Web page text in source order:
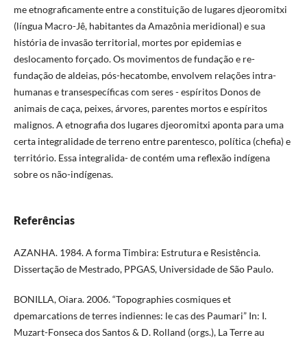
me etnograficamente entre a constituição de lugares djeoromitxi
(língua Macro-Jê, habitantes da Amazônia meridional) e sua
história de invasão territorial, mortes por epidemias e
deslocamento forçado. Os movimentos de fundação e re-
fundação de aldeias, pós-hecatombe, envolvem relações intra-
humanas e transespecíficas com seres - espíritos Donos de
animais de caça, peixes, árvores, parentes mortos e espíritos
malignos. A etnografia dos lugares djeoromitxi aponta para uma
certa integralidade de terreno entre parentesco, política (chefia) e
território. Essa integralida- de contém uma reflexão indígena
sobre os não-indígenas.
Referências
AZANHA. 1984. A forma Timbira: Estrutura e Resistência.
Dissertação de Mestrado, PPGAS, Universidade de São Paulo.
BONILLA, Oiara. 2006. “Topographies cosmiques et
dpemarcations de terres indiennes: le cas des Paumari” In: I.
Muzart-Fonseca dos Santos & D. Rolland (orgs.), La Terre au